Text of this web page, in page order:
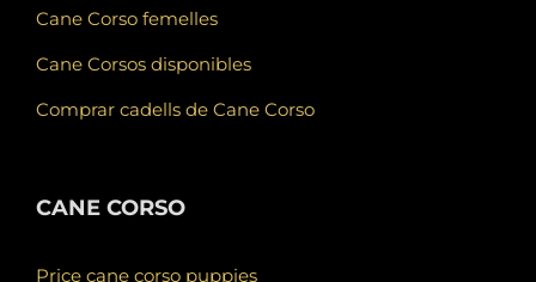
Cane Corso femelles
Cane Corsos disponibles
Comprar cadells de Cane Corso
CANE CORSO
Price cane corso puppies